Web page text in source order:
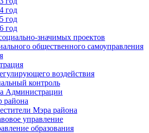
год
год
год
значимых проектов
общественного самоуправления
воздействия
контроль
Администрации
района
Мэра района
управление
образования